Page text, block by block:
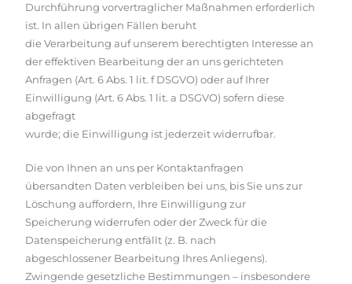
Durchführung vorvertraglicher Maßnahmen erforderlich
ist. In allen übrigen Fällen beruht
die Verarbeitung auf unserem berechtigten Interesse an
der effektiven Bearbeitung der an uns gerichteten
Anfragen (Art. 6 Abs. 1 lit. f DSGVO) oder auf Ihrer
Einwilligung (Art. 6 Abs. 1 lit. a DSGVO) sofern diese
abgefragt
wurde; die Einwilligung ist jederzeit widerrufbar.
Die von Ihnen an uns per Kontaktanfragen
übersandten Daten verbleiben bei uns, bis Sie uns zur
Löschung auffordern, Ihre Einwilligung zur
Speicherung widerrufen oder der Zweck für die
Datenspeicherung entfällt (z. B. nach
abgeschlossener Bearbeitung Ihres Anliegens).
Zwingende gesetzliche Bestimmungen – insbesondere